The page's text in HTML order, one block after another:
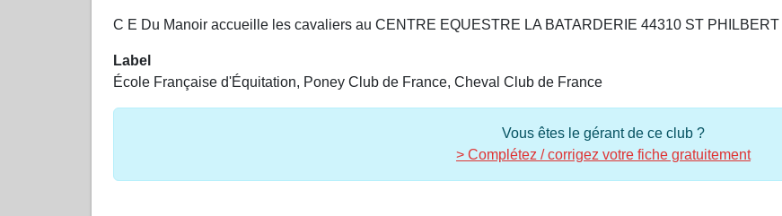
C E Du Manoir accueille les cavaliers au CENTRE EQUESTRE LA BATARDERIE 44310 ST
Label
École Française d'Équitation, Poney Club de France, Cheval Club de France
Vous êtes le gérant de ce club ?
> Complétez / corrigez votre fiche gratuitement